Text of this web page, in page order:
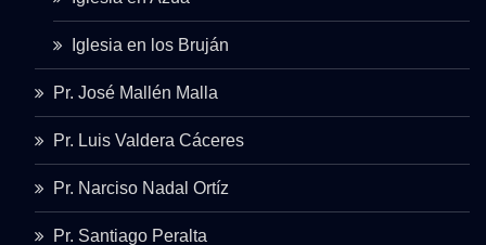
Iglesia en los Bruján
Pr. José Mallén Malla
Pr. Luis Valdera Cáceres
Pr. Narciso Nadal Ortíz
Pr. Santiago Peralta